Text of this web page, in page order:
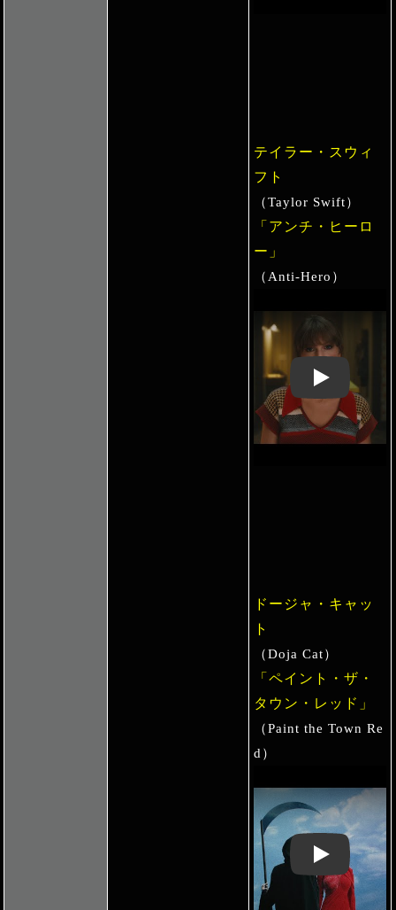
テイラー・スウィ
フト
（Taylor Swift）
「アンチ・ヒーロ
ー」
（Anti-Hero）
Play: Keynote
ドージャ・キャッ
ト
（Doja Cat）
「ペイント・ザ・
タウン・レッド」
（Paint the Town Re
d）
Play: Keynote